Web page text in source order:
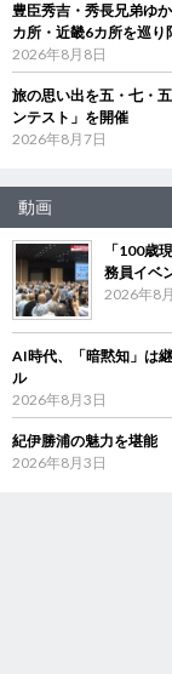
豊臣秀吉・秀長兄弟ゆ
カ所・近畿6カ所を巡り
2026年8月8日
旅の思い出を五・七・
ンテスト」を開催
2026年8月7日
動画
「100歳
務員イベ
2026年8
AI時代、「暗黙知」は
ル
2026年8月3日
紀伊勝浦の魅力を堪能
2026年8月3日